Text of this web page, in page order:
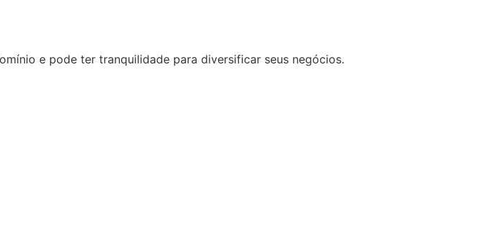
e pode ter tranquilidade para diversificar seus negócios.